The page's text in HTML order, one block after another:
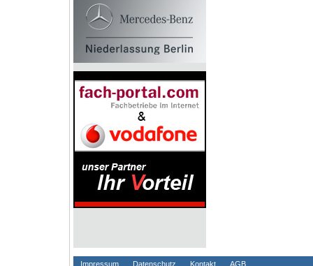
Impressum Datenschutz Kontakt AGB